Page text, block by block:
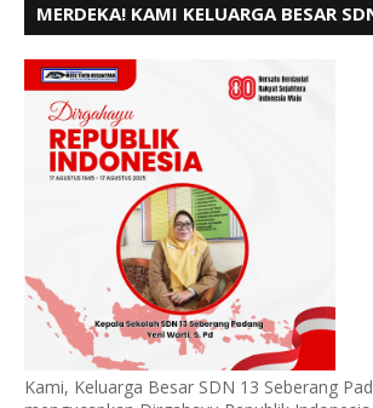
MERDEKA! KAMI KELUARGA BESAR
Kami, Keluarga Besar SDN 13 Seberang